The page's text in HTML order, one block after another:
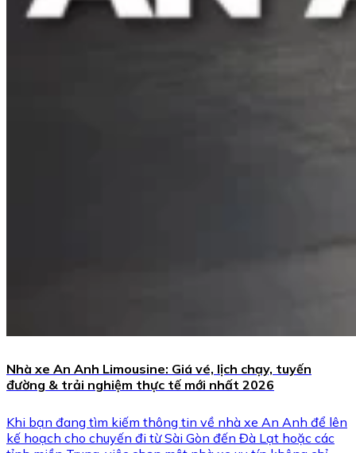
Nhà xe An Anh Limousine: Giá vé, lịch chạy, tuyến
đường & trải nghiệm thực tế mới nhất 2026
Khi bạn đang tìm kiếm thông tin về nhà xe An Anh để lên
kế hoạch cho chuyến đi từ Sài Gòn đến Đà Lạt hoặc các